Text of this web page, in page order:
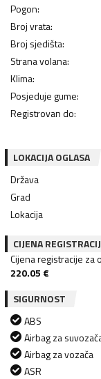
Pogon:
Broj vrata:
Broj sjedišta:
Strana volana:
Klima:
Posjeduje gume:
Registrovan do:
LOKACIJA OGLASA
Država
Grad
Lokacija
CIJENA
Cijena registracije
220.05 €
SIGURNOST
ABS
Airbag za
Airbag za vozača
ASR